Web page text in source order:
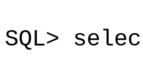
SQL>